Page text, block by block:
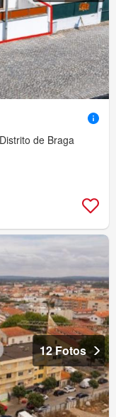
de Braga
12 Fotos